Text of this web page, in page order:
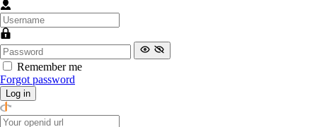
Remember me
Forgot password
Log in